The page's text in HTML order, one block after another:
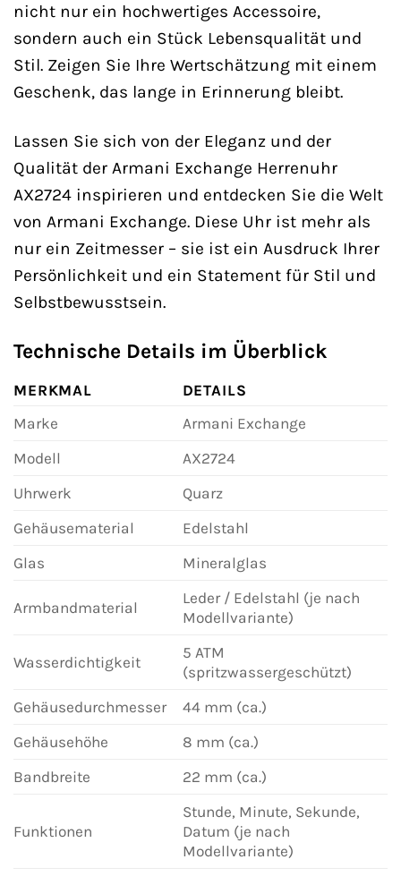
nicht nur ein hochwertiges Accessoire,
sondern auch ein Stück Lebensqualität und
Stil. Zeigen Sie Ihre Wertschätzung mit einem
Geschenk, das lange in Erinnerung bleibt.
Lassen Sie sich von der Eleganz und der
Qualität der Armani Exchange Herrenuhr
AX2724 inspirieren und entdecken Sie die Welt
von Armani Exchange. Diese Uhr ist mehr als
nur ein Zeitmesser – sie ist ein Ausdruck Ihrer
Persönlichkeit und ein Statement für Stil und
Selbstbewusstsein.
Technische Details im Überblick
MERKMAL
DETAILS
Marke
Armani Exchange
Modell
AX2724
Uhrwerk
Quarz
Gehäusematerial
Edelstahl
Glas
Mineralglas
Armbandmaterial
Leder / Edelstahl (je nach
Modellvariante)
Wasserdichtigkeit
5 ATM
(spritzwassergeschützt)
Gehäusedurchmesser
44 mm (ca.)
Gehäusehöhe
8 mm (ca.)
Bandbreite
22 mm (ca.)
Funktionen
Stunde, Minute, Sekunde,
Datum (je nach
Modellvariante)